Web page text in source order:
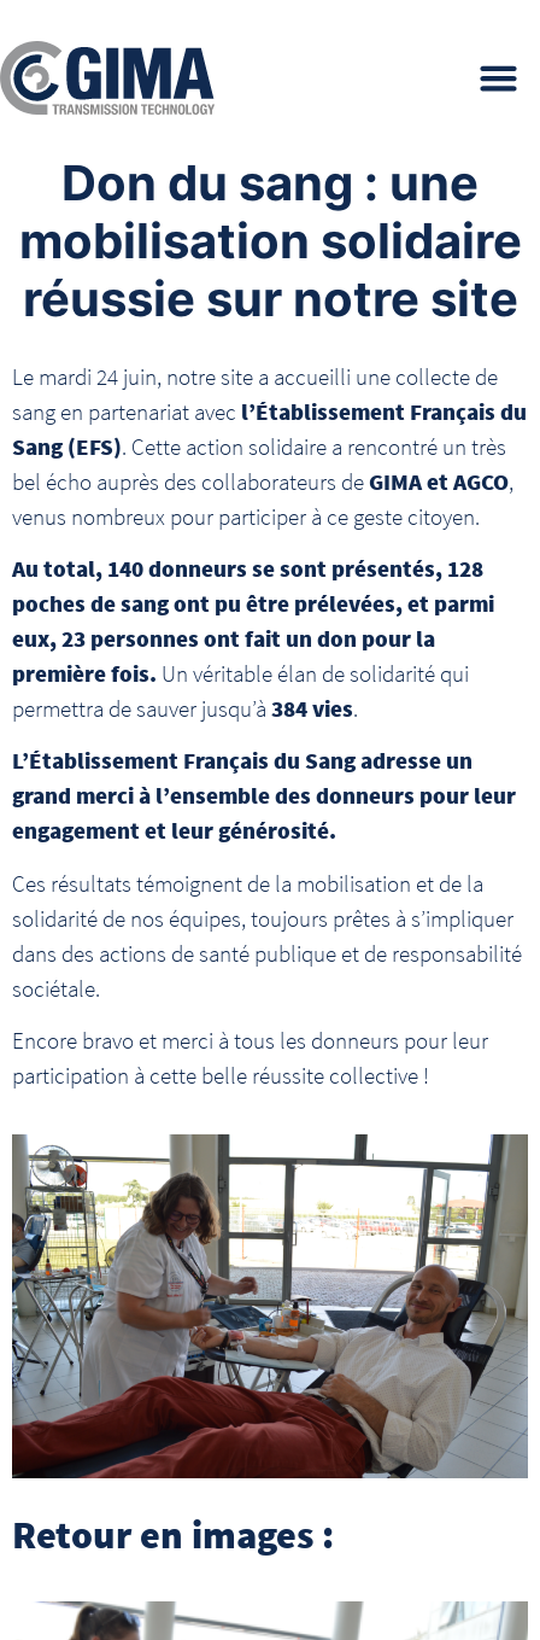
Don du sang : une
mobilisation solidaire
réussie sur notre site
Le mardi 24 juin, notre site a accueilli une collecte de
sang en partenariat avec l’Établissement Français du
Sang (EFS). Cette action solidaire a rencontré un très
bel écho auprès des collaborateurs deGIMA et AGCO,
venus nombreux pour participer à ce geste citoyen.
Au total, 140 donneurs se sont présentés, 128
poches de sang ont pu être prélevées, et parmi
eux, 23 personnes ont fait un don pour la
première fois. Un véritable élan de solidarité qui
permettra de sauver jusqu’à 384 vies.
L’Établissement Français du Sang adresse un
grand merci à l’ensemble des donneurs pour leur
engagement et leur générosité.
Ces résultats témoignent de la mobilisation et de la
solidarité de nos équipes, toujours prêtes à s’impliquer
dans des actions de santé publique et de responsabilité
sociétale.
Encore bravo et merci à tous les donneurs pour leur
participation à cette belle réussite collective !
Retour en images :